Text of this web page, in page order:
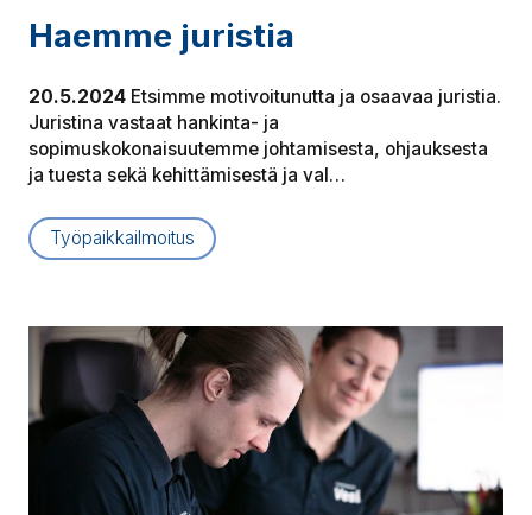
Haemme juristia
20.5.2024 Etsimme motivoitunutta ja osaavaa juristia.
Juristina vastaat hankinta- ja
sopimuskokonaisuutemme johtamisesta, ohjauksesta
ja tuesta sekä kehittämisestä ja val…
Työpaikkailmoitus